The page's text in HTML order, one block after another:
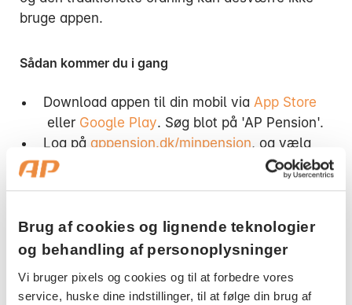
Brug af cookies og lignende teknologier
og behandling af personoplysninger
Vi bruger pixels og cookies og til at forbedre vores
service, huske dine indstillinger, til at følge din brug af
bruge appen.
Sådan kommer du i gang
Download appen til din mobil via App Store
eller Google Play. Søg blot på 'AP Pension'.
Log på appension.dk/minpension, og vælg
Min Profil samt menuen Kode til MobilAP
Bemærk venligst, at din pensionsordning skal
bruge appen.
Herefter skal du oprette en firecifret
Efter 10 minutter er din app klar med dine